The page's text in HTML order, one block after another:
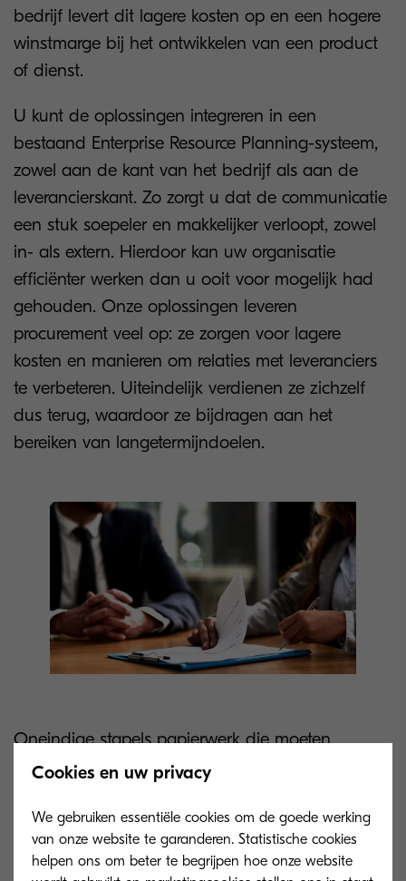
bedrijf levert dit lagere kosten op en een hogere
winstmarge bij het ontwikkelen van een product
of dienst.
U kunt de oplossingen integreren in een
bestaand Enterprise Resource Planning-systeem,
zowel aan de kant van het bedrijf als aan de
leverancierskant. Zo zorgt u dat de communicatie
een stuk soepeler en makkelijker verloopt, zowel
in- als extern. Hierdoor kan uw organisatie
efficiënter werken dan u ooit voor mogelijk had
gehouden. Onze oplossingen leveren
procurement veel op: ze zorgen voor lagere
kosten en manieren om relaties met leveranciers
te verbeteren. Uiteindelijk verdienen ze zichzelf
dus terug, waardoor ze bijdragen aan het
bereiken van langetermijndoelen.
Oneindige stapels papierwerk die moeten
worden verwerkt en gearchiveerd? Lastige
verdampen? Stapels contracten en te betalen
facturen, waardoor u door de bomen het bos
niet meer ziet? Voor veel
Cookies en uw privacy
We gebruiken essentiële cookies om de goede werking
van onze website te garanderen. Statistische cookies
helpen ons om beter te begrijpen hoe onze website